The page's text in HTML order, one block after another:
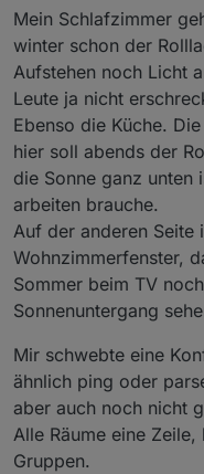
Mein Schlafzimmer
winter schon der
Aufstehen noch Licht
Leute ja nicht
Ebenso die Küche.
hier soll abends der
die Sonne ganz unten
arbeiten brauche.
Auf der anderen Seite
Wohnzimmerfenster,
Sommer beim TV
Sonnenuntergang
Mir schwebte eine
ähnlich ping oder
aber auch noch nicht
Alle Räume eine
Gruppen.